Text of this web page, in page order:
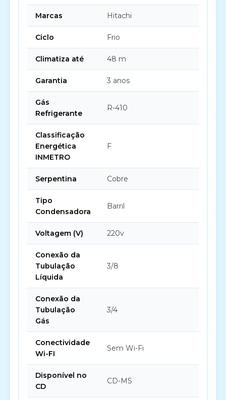
Marcas Hitachi
Ciclo Frio
Climatiza até 48 m
Garantia 3 anos
Gás
Refrigerante
R-410
Classificação
Energética
INMETRO
F
Serpentina Cobre
Tipo
Condensadora
Barril
Voltagem (V) 220v
Conexão da
Tubulação
Líquida
3/8
Conexão da
Tubulação
Gás
3/4
Conectividade
Wi-FI
Sem Wi-Fi
Disponível no
CD
CD-MS